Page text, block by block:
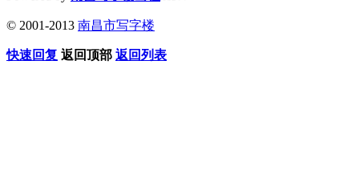
© 2001-2013 南昌市写字楼
快速回复 返回顶部 返回列表